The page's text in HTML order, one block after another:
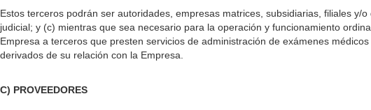
Estos terceros podrán ser autoridades, empresas matrices, subsidiarias, filiales
judicial; y (c) mientras que sea necesario para la operación y funcionamiento
Empresa a terceros que presten servicios de administración de exámenes
derivados de su relación con la Empresa.
C) PROVEEDORES